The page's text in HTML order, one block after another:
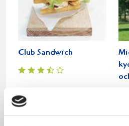
Club Sandwich